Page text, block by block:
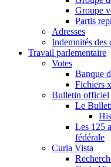
Groupe
Partis
Adresses
Indemnités des
Travail parlementaire
Votes
Banque
Fichiers
Bulletin officiel
Le
Les 125
fédérale
Curia Vista